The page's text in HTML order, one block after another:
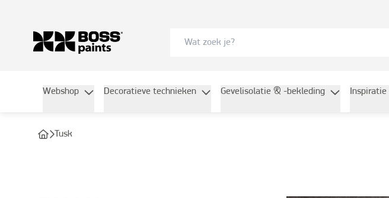
Webshop Decoratieve technieken Gevelisolatie & -bekleding Inspiratie
Tusk